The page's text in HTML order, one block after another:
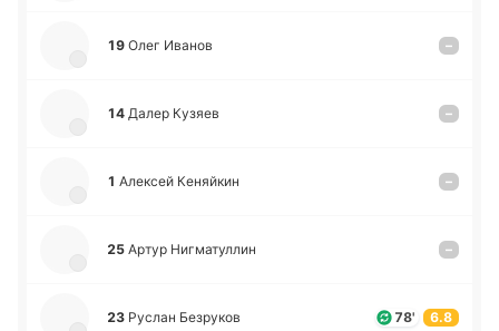
19 Олег Иванов –
14 Далер Кузяев –
1 Але­ксей Ке­няй­кин –
25 Артур Ни­гма­ту­ллин –
23 Руслан Бе­зру­ков 78' 6.8